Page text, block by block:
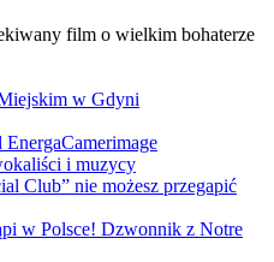
film o wielkim bohaterze
w Gdyni
i muzycy
Club” nie możesz przegapić
w Polsce! Dzwonnik z Notre